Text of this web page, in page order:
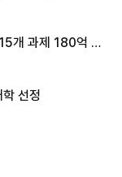
개 과제 180억 지
선정